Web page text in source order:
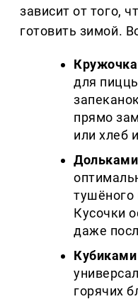
зависит от того,
готовить зимой.
для
прямо
или хлеб
тушёного
Кусочки
даже
горячих